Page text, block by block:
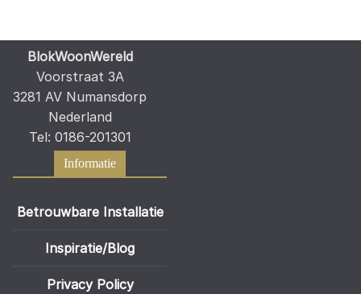
BlokWoonWereld
Voorstraat 3A
3281 AV Numansdorp
Nederland
Tel: 0186-201301
Informatie
Betrouwbare Installatie
Inspiratie/Blog
Privacy Policy